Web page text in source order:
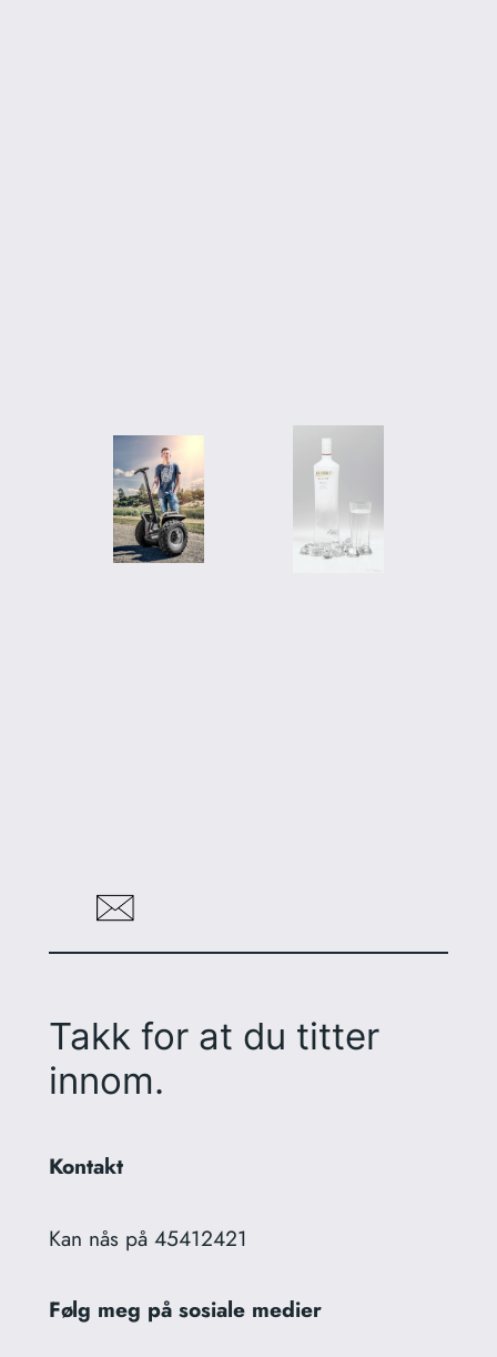
Takk for at du titter
innom.
Kontakt
Kan nås på 45412421
Følg meg på sosiale medier